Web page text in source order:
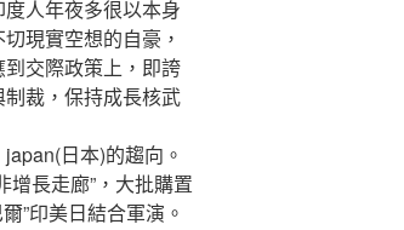
人年夜多很以本身
現實空想的自豪，
交際政策上，即誇
裁，保持成長核武
日本)的趨向。
增長走廊”，大批購置
”印美日結合軍演。